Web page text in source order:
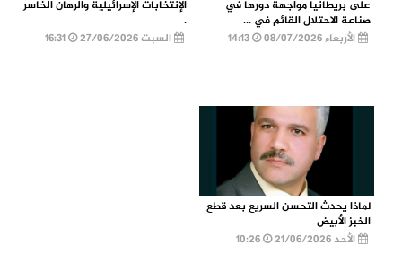
على بريطانيا مواجهة دورها في
صناعة الاحتلال القائم في ...
الأربعاء 08/07/2026
الإنتخابات الإسرائيلية والرهان الخاسر
.
السبت 27/06/2026
16:31
لماذا يحدث التحسن السريع بعد قطع
الخبز الأبيض
الأحد 21/06/2026